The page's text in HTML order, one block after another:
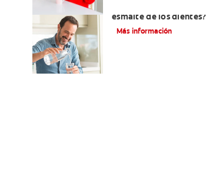
esmalte de los dientes?
Más información